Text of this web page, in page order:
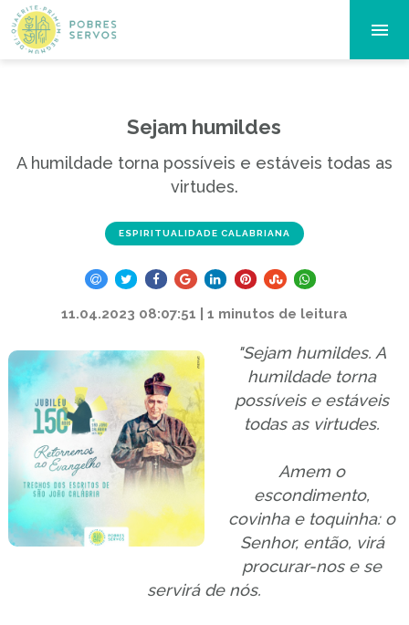
Sejam humildes
A humildade torna possíveis e estáveis todas as
virtudes.
ESPIRITUALIDADE CALABRIANA
11.04.2023 08:07:51 | 1 minutos de leitura
"Sejam humildes. A
humildade torna
possíveis e estáveis
todas as virtudes.
Amem o
escondimento,
covinha e toquinha: o
Senhor, então, virá
procurar-nos e se
servirá de nós.